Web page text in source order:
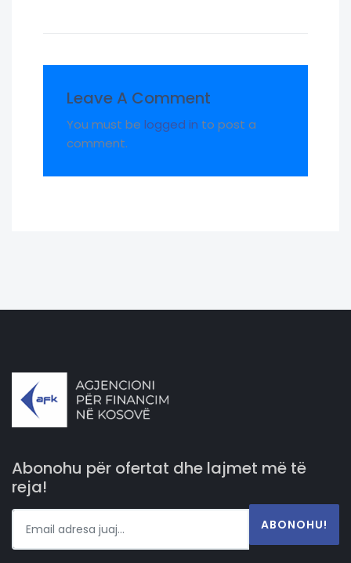
Leave A Comment
You must be logged in to post a
comment.
Abonohu për ofertat dhe lajmet më të
reja!
ABONOHU!